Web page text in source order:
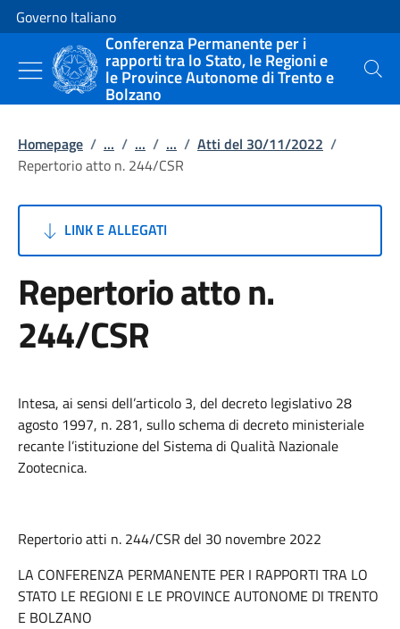
Vai al contenuto
Vai alla navigazione del sito
Governo Italiano
Conferenza Permanente per i
rapporti tra lo Stato, le Regioni e
le Province Autonome di Trento e
Bolzano
Cerca
Homepage / ... / ... / ... / Atti del 30/11/2022 /
Repertorio atto n. 244/CSR
LINK E ALLEGATI
Repertorio atto n.
244/CSR
Intesa, ai sensi dell’articolo 3, del decreto legislativo 28
agosto 1997, n. 281, sullo schema di decreto ministeriale
recante l’istituzione del Sistema di Qualità Nazionale
Zootecnica.
Repertorio atti n. 244/CSR del 30 novembre 2022
LA CONFERENZA PERMANENTE PER I RAPPORTI TRA LO
STATO LE REGIONI E LE PROVINCE AUTONOME DI TRENTO
E BOLZANO